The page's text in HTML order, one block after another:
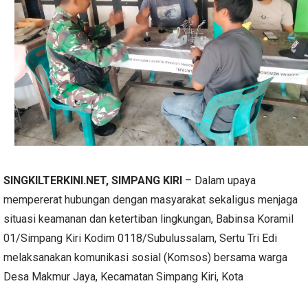
SINGKILTERKINI.NET, SIMPANG KIRI – Dalam upaya
mempererat hubungan dengan masyarakat sekaligus menjaga
situasi keamanan dan ketertiban lingkungan, Babinsa Koramil
01/Simpang Kiri Kodim 0118/Subulussalam, Sertu Tri Edi
melaksanakan komunikasi sosial (Komsos) bersama warga
Desa Makmur Jaya, Kecamatan Simpang Kiri, Kota